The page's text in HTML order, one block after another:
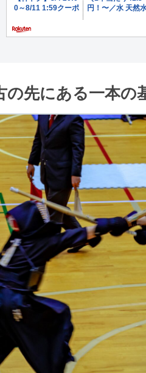
の先にある一本の